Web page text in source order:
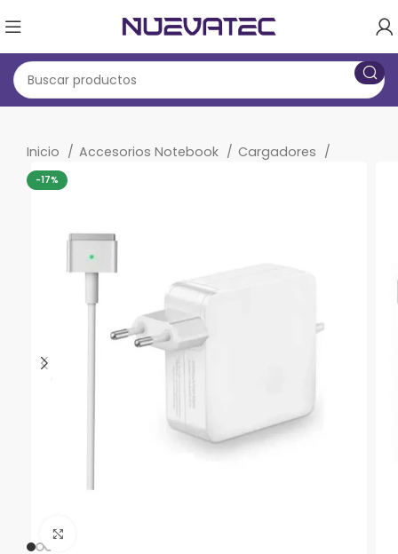
Inicio Accesorios Notebook Cargadores
-17%